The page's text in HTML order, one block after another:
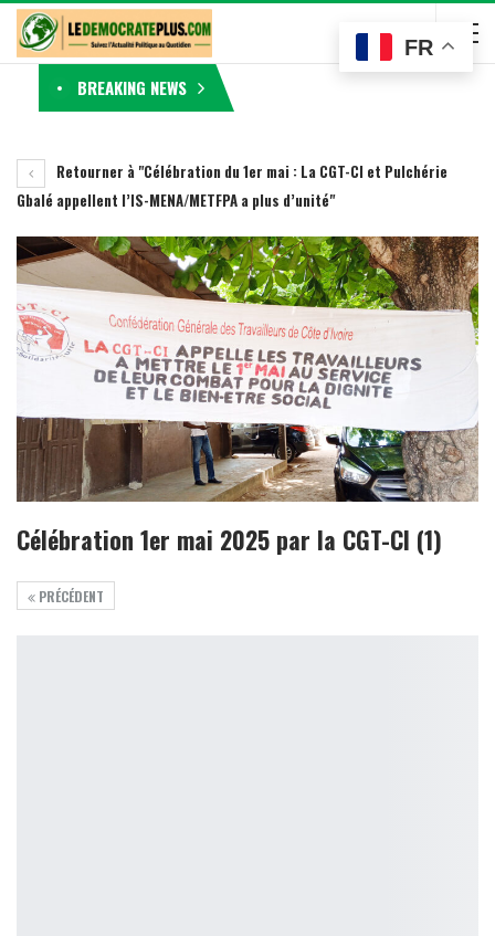
BREAKING NEWS
Retourner à "Célébration du 1er mai : La CGT-CI et Pulchérie
Gbalé appellent l’IS-MENA/METFPA a plus d’unité"
Célébration 1er mai 2025 par la CGT-CI (1)
PRÉCÉDENT
FR